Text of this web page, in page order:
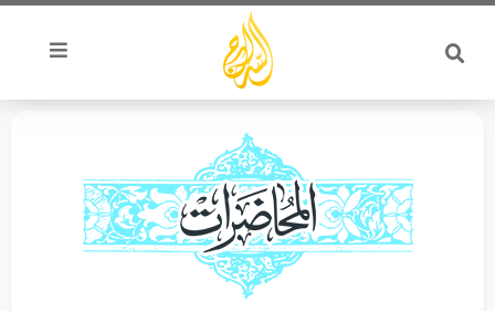
تخطي
المحتوى